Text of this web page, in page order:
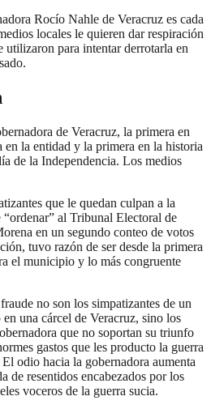
Rocío Nahle de Veracruz es cada
locales le quieren dar respiración
utilizaron para intentar derrotarla en
de Veracruz, la primera en
la entidad y la primera en la historia
de la Independencia. Los medios
que le quedan culpan a la
“ordenar” al Tribunal Electoral de
en un segundo conteo de votos
tuvo razón de ser desde la primera
el municipio y lo más congruente
no son los simpatizantes de un
una cárcel de Veracruz, sino los
que no soportan su triunfo
gastos que les producto la guerra
odio hacia la gobernadora aumenta
de resentidos encabezados por los
voceros de la guerra sucia.